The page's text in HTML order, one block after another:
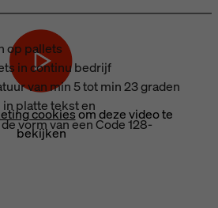
cookiesom deze video te
bekijken
op pallets
in continu bedrijf
van min 5 tot min 23 graden
platte tekst en
vorm van een Code 128-